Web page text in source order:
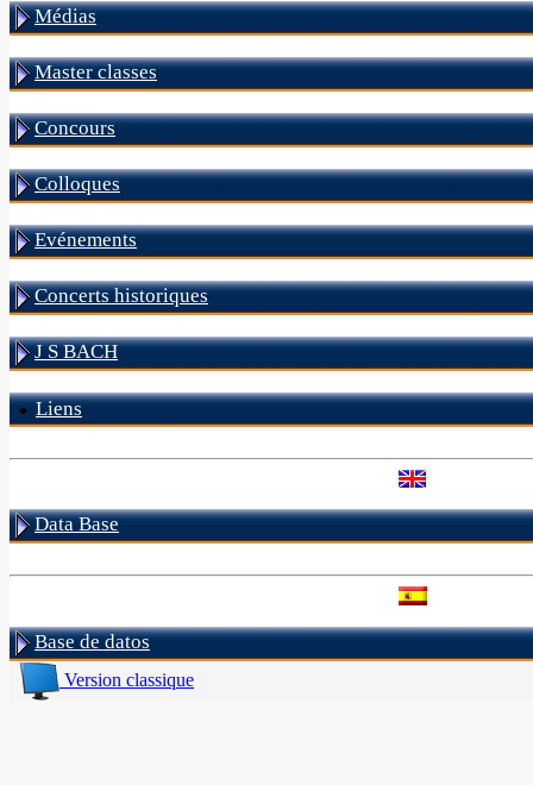
Médias
Master classes
Concours
Colloques
Evénements
Concerts historiques
J S BACH
Liens
Data Base
Base de datos
Version classique